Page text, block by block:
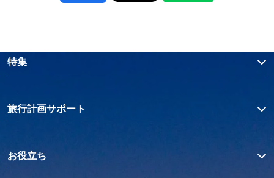
特集
旅行計画サポート
お役立ち